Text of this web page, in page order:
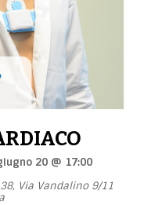
20 @ 17:00
Via Vandalino 9/11